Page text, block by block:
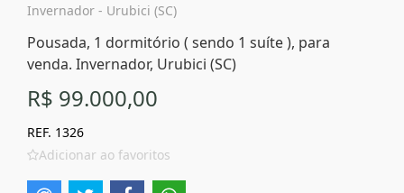
Invernador - Urubici (SC)
Pousada, 1 dormitório ( sendo 1 suíte ), para
venda. Invernador, Urubici (SC)
R$ 99.000,00
REF. 1326
Adicionar ao favoritos